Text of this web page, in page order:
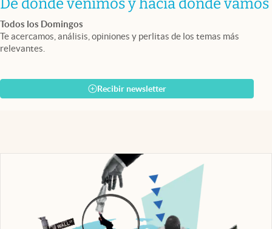
De dónde venimos y hacia dónde vamos
Todos los Domingos
Te acercamos, análisis, opiniones y perlitas de los temas más
relevantes.
Recibir newsletter